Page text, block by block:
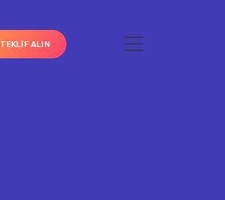
TEKLIF ALIN